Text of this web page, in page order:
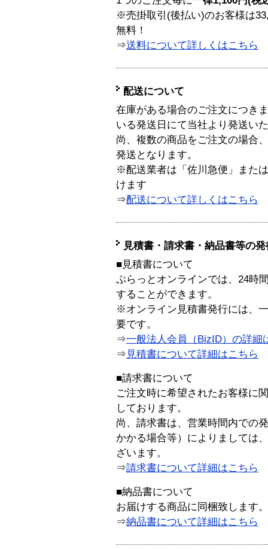
※売掛取引(後払い)のお客様は
無料！
⇒送料について詳しくはこちら
配送について
在庫がある場合のご注文につき
いる発送日にて当社より発送い
尚、複数の商品をご注文の場合
発送となります。
※配送業者は「佐川急便」また
けます
⇒配送について詳しくはこちら
見積書・請求書・納品書等の
■見積書について
ぷらっとオンラインでは、24時
することができます。
※オンライン見積書発行には、
要です。
⇒一般法人会員（BizID）の詳細
⇒ 見積書について詳細はこちら
■請求書について
ご注文時に希望されたお客様に
しております。
尚、請求書は、営業時間内での
かかる場合等）によりましては
ざいます。
⇒請求書について詳細はこちら
■納品書について
お届けする商品に同梱致します。
⇒納品書について詳細はこちら